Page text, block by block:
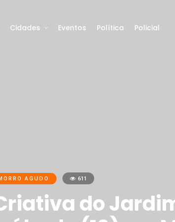
Cidades Eventos Política Policial
AGUDO 611
do